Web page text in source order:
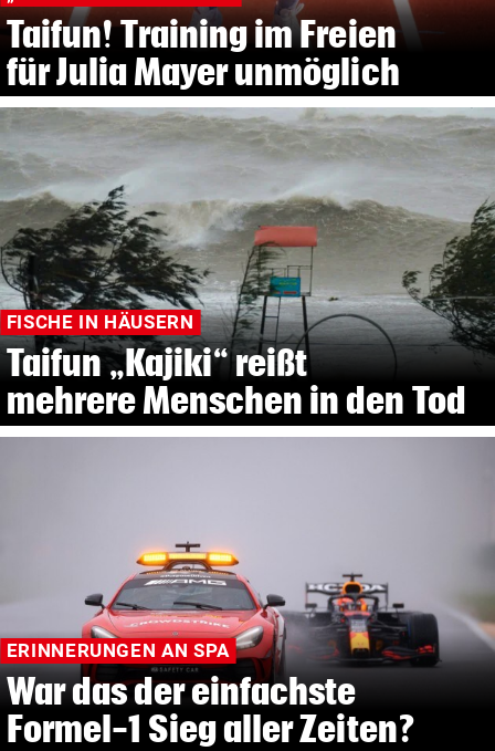
Taifun! Training im Freien
für Julia Mayer unmöglich
FISCHE IN HÄUSERN
Taifun „Kajiki“ reißt
mehrere Menschen in den Tod
ERINNERUNGEN AN SPA
War das der einfachste
Formel-1 Sieg aller Zeiten?